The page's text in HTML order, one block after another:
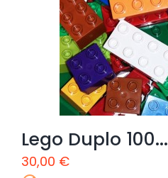
Lego Duplo 100...
30,00 €